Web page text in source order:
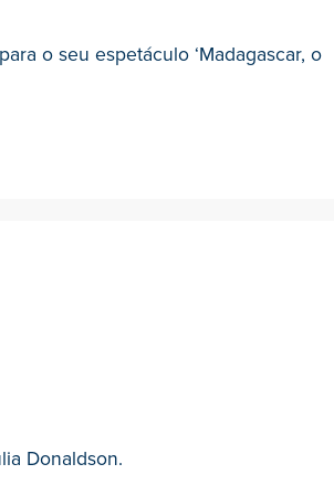
o seu espetáculo ‘Madagascar, o
Donaldson.